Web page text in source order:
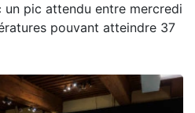
un pic attendu entre mercredi
pouvant atteindre 37